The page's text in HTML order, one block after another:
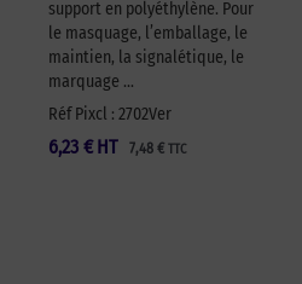
support en polyéthylène. Pour
le masquage, l’emballage, le
maintien, la signalétique, le
marquage …
Réf Pixcl : 2702Ver
6,23 € 7,48 € TTC
HT